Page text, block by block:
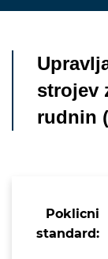
strojev
rudnin
Poklicni
standard: